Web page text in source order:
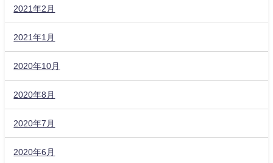
2021年2月
2021年1月
2020年10月
2020年8月
2020年7月
2020年6月